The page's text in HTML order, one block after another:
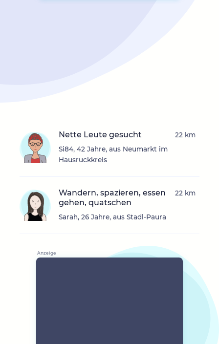
Nette Leute gesucht
Si84, 42 Jahre, aus Neumarkt im
Hausruckkreis
22 km
Wandern, spazieren, essen
gehen, quatschen
Sarah, 26 Jahre, aus Stadl-Paura
22 km